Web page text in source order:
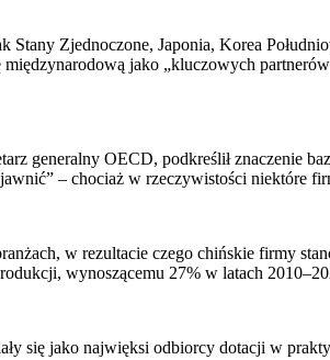
Zjednoczone, Japonia, Korea
jako „kluczowych
generalny OECD, podkreślił znaczenie
– chociaż w rzeczywistości niektóre
w rezultacie czego chińskie firmy
wynoszącemu 27% w latach
się jako najwięksi odbiorcy dotacji w